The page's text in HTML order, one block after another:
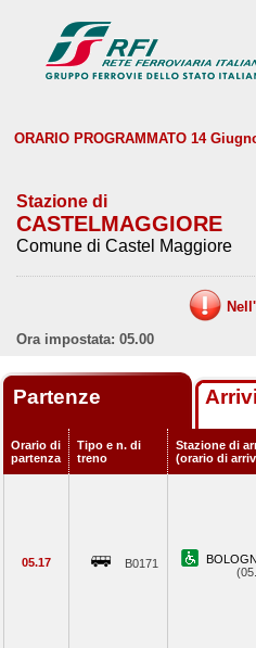
ORARIO PROGRAMMATO 14
Stazione di
CASTELMAGGIORE
Comune di Castel Maggiore
Ora impostata: 05.00
Partenze Arrivi
Orario di
partenza
Tipo e n. di
treno
Stazione di
(orario di
05.17 B0171